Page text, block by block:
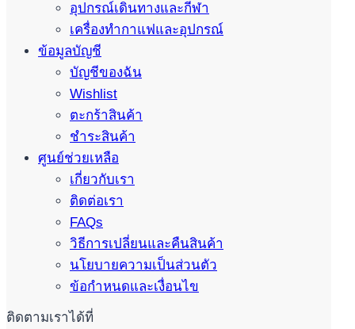
อุปกรณ์เดินทางและกีฬา
เครื่องทำกาแฟและอุปกรณ์
ข้อมูลบัญชี
บัญชีของฉัน
Wishlist
ตะกร้าสินค้า
ชำระสินค้า
ศูนย์ช่วยเหลือ
เกี่ยวกับเรา
ติดต่อเรา
FAQs
วิธีการเปลี่ยนและคืนสินค้า
นโยบายความเป็นส่วนตัว
ข้อกำหนดและเงื่อนไข
ติดตามเราได้ที่